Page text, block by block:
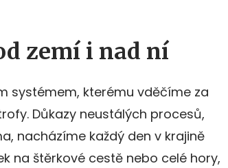
zemí i nad ní
systémem, kterému vděčíme za
Důkazy neustálých procesů,
nacházíme každý den v krajině
na štěrkové cestě nebo celé hory,